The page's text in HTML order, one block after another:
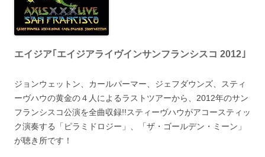
エイジア｢エイジアライヴインサンフランシスコ 2012｣
ジョンウェットン、カールパーマー、ジェフダウンズ、スティ
ーヴハウの黄金の４人によるラストツアーから、2012年のサン
フランシスコ公演を全曲収録!!スティーヴハウがアコースティッ
ク演奏する「ピラミドロジー」、「ザ・ゴールデン・ミーン」
が聴き所です！